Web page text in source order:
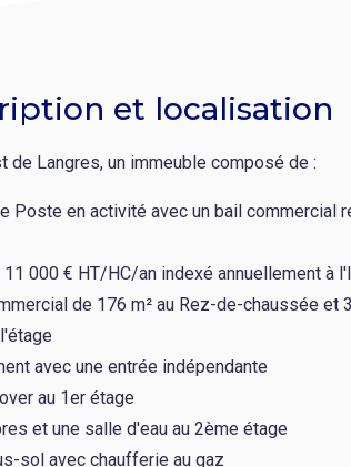
et localisation
de Langres, un immeuble composé de :
Poste en activité avec un bail commercial
000 € HT/HC/an indexé annuellement à
de 176 m² au Rez-de-chaussée et
avec une entrée indépendante
au 1er étage
et une salle d'eau au 2ème étage
sol avec chaufferie au gaz